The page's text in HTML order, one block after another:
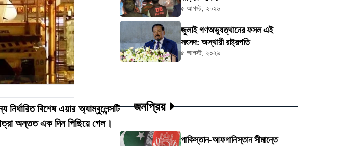
বিশেষ এয়ার অ্যাম্বুলেন্সটি
অন্তত এক দিন পিছিয়ে গেল।
৫ আগস্ট, ২০২৬
জুলাই গণঅভ্যুত্থানের ফসল এই
সংসদ: অস্থায়ী রাষ্ট্রপতি
৫ আগস্ট, ২০২৬
জনপ্রিয়
পাকিস্তান-আফগানিস্তান সীমান্তে